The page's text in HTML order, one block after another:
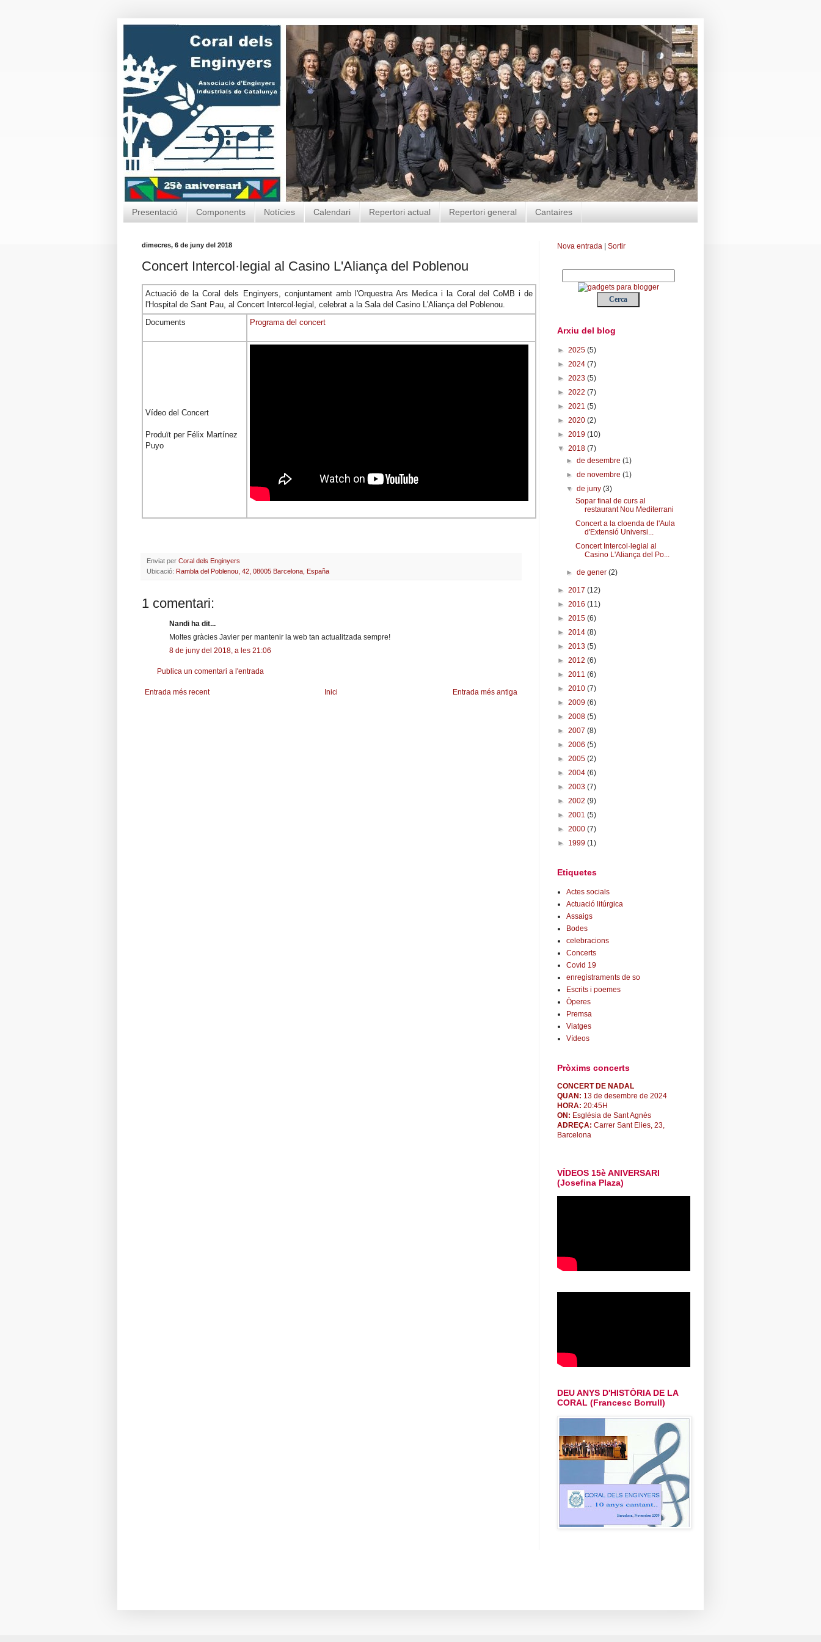
Presentació Components Notícies Calendari Repertori actual Repertori general Cantaires
dimecres, 6 de juny del 2018
Concert Intercol·legial al Casino L'Aliança del Poblenou
Actuació de la Coral dels Enginyers, conjuntament amb l'Orquestra Ars Medica i la Coral del CoMB i de
l'Hospital de Sant Pau, al Concert Intercol·legial, celebrat a la Sala del Casino L'Aliança del Poblenou.
Documents
Programa del concert
Vídeo del Concert
Produït per Félix Martínez
Puyo
Enviat per Coral dels Enginyers
Ubicació: Rambla del Poblenou, 42, 08005 Barcelona, España
1 comentari:
Nandi ha dit...
Moltes gràcies Javier per mantenir la web tan actualitzada sempre!
8 de juny del 2018, a les 21:06
Publica un comentari a l'entrada
Entrada més recent Entrada més antiga
Inici
Nova entrada | Sortir
Arxiu del blog
► 2025 (5)
► 2024 (7)
► 2023 (5)
► 2022 (7)
► 2021 (5)
► 2020 (2)
► 2019 (10)
▼ 2018 (7)
►de desembre(1)
►de novembre(1)
▼de juny(3)
Sopar final de curs al
restaurant Nou Mediterrani
Concert a la cloenda de l'Aula
d'Extensió Universi...
Concert Intercol·legial al
Casino L'Aliança del Po...
►de gener(2)
► 2017 (12)
► 2016 (11)
► 2015 (6)
► 2014 (8)
► 2013 (5)
► 2012 (6)
► 2011 (6)
► 2010 (7)
► 2009 (6)
► 2008 (5)
► 2007 (8)
► 2006 (5)
► 2005 (2)
► 2004 (6)
► 2003 (7)
► 2002 (9)
► 2001 (5)
► 2000 (7)
► 1999 (1)
Etiquetes
Actes socials
Actuació litúrgica
Assaigs
Bodes
celebracions
Concerts
Covid 19
enregistraments de so
Escrits i poemes
Òperes
Premsa
Viatges
Vídeos
Pròxims concerts
CONCERT DE NADAL
QUAN: 13 de desembre de 2024
HORA: 20:45H
ON: Església de Sant Agnès
ADREÇA: Carrer Sant Elies, 23,
Barcelona
VÍDEOS 15è ANIVERSARI
(Josefina Plaza)
DEU ANYS D'HISTÒRIA DE LA
CORAL (Francesc Borrull)